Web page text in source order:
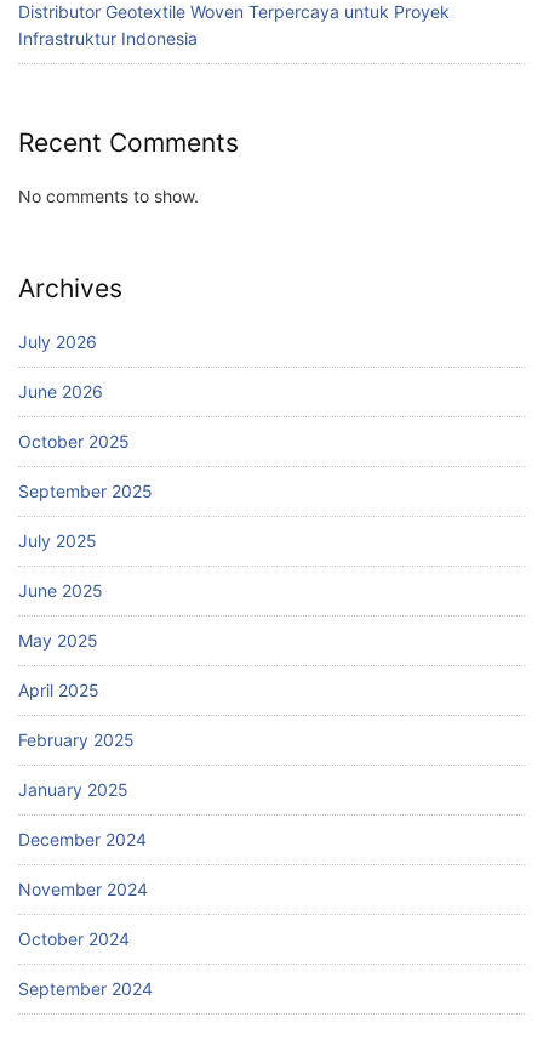
Distributor Geotextile Woven Terpercaya untuk Proyek
Infrastruktur Indonesia
Recent Comments
No comments to show.
Archives
July 2026
June 2026
October 2025
September 2025
July 2025
June 2025
May 2025
April 2025
February 2025
January 2025
December 2024
November 2024
October 2024
September 2024